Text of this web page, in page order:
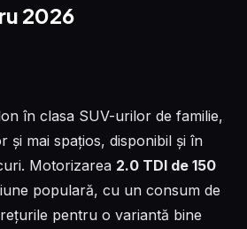
2026
în clasa SUV-urilor de familie,
și mai spațios, disponibil și în
Motorizarea 2.0 TDI de 150
populară, cu un consum de
pentru o variantă bine